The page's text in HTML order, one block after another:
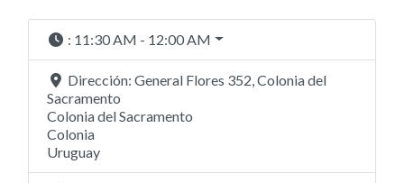
: 11:30 AM - 12:00 AM
Dirección: General Flores 352, Colonia del
Sacramento
Colonia del Sacramento
Colonia
Uruguay